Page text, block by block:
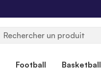
Football Basketball